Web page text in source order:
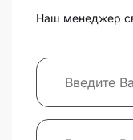
Наш менеджер